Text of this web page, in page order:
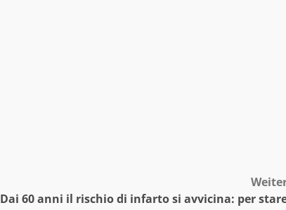
Dai 60 anni il rischio di infarto si avvicina: per